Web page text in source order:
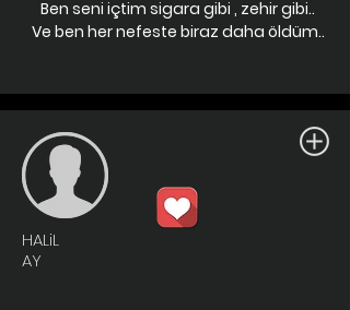
Ben seni içtim sigara gibi , zehir gibi..
Ve ben her nefeste biraz daha öldüm..
HALiL
AY